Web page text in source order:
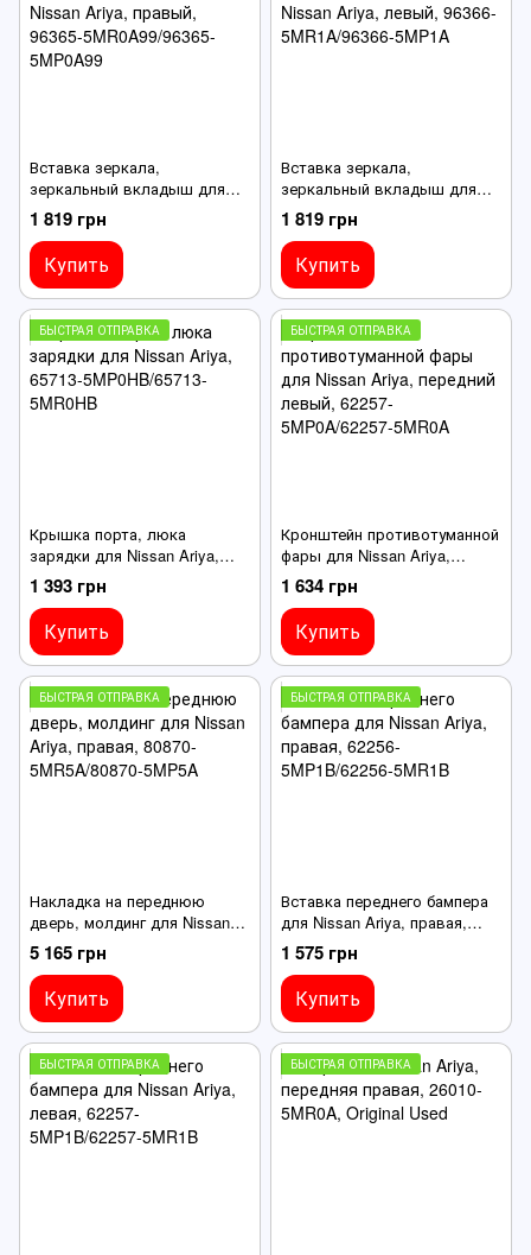
Вставка зеркала,
зеркальный вкладыш для
Nissan Ariya, правый, 96365-
5MR0A99/96365-5MP0A99
1 819 грн
Купить
Вставка зеркала,
зеркальный вкладыш для
Nissan Ariya, левый, 96366-
5MR1A/96366-5MP1A
1 819 грн
Купить
БЫСТРАЯ ОТПРАВКА
Крышка порта, люка
зарядки для Nissan Ariya,
65713-5MP0HB/65713-5MR0HB
1 393 грн
Купить
БЫСТРАЯ ОТПРАВКА
Кронштейн противотуманной
фары для Nissan Ariya,
передний левый, 62257-
5MP0A/62257-5MR0A
1 634 грн
Купить
БЫСТРАЯ ОТПРАВКА
Накладка на переднюю
дверь, молдинг для Nissan
Ariya, правая, 80870-
5MR5A/80870-5MP5A
5 165 грн
Купить
БЫСТРАЯ ОТПРАВКА
Вставка переднего бампера
для Nissan Ariya, правая,
62256-5MP1B/62256-5MR1B
1 575 грн
Купить
БЫСТРАЯ ОТПРАВКА БЫСТРАЯ ОТПРАВКА